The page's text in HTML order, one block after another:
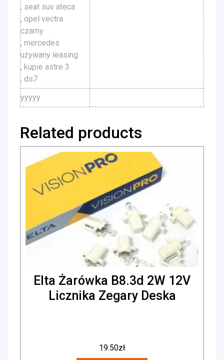
, seat suv ateca
, opel vectra
czarny
, mercedes
używany leasing
, kupie astre 3
, ds7
yyyyy
Related products
Elta Żarówka B8.3d 2W 12V
Licznika Zegary Deska
19.50zł